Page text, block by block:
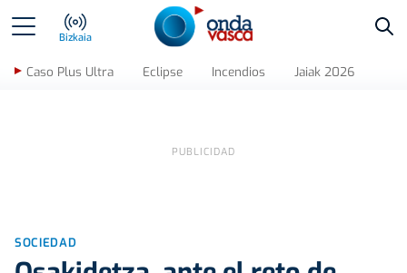
Bizkaia
Caso Plus Ultra Eclipse Incendios Jaiak 2026
SOCIEDAD